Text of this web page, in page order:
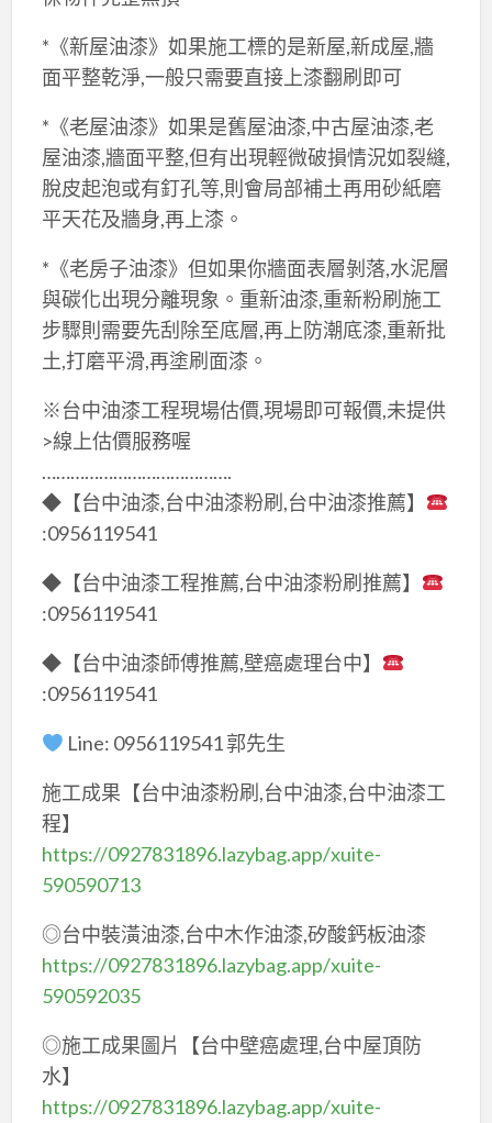
*《新屋油漆》如果施工標的是新屋,新成屋,牆
面平整乾淨,一般只需要直接上漆翻刷即可
*《老屋油漆》如果是舊屋油漆,中古屋油漆,老
屋油漆,牆面平整,但有出現輕微破損情況如裂縫,
脫皮起泡或有釘孔等,則會局部補土再用砂紙磨
平天花及牆身,再上漆。
*《老房子油漆》但如果你牆面表層剝落,水泥層
與碳化出現分離現象。重新油漆,重新粉刷施工
步驟則需要先刮除至底層,再上防潮底漆,重新批
土,打磨平滑,再塗刷面漆。
※台中油漆工程現場估價,現場即可報價,未提供
>線上估價服務喔
………………………………….
◆【台中油漆,台中油漆粉刷,台中油漆推薦】
:0956119541
◆【台中油漆工程推薦,台中油漆粉刷推薦】
:0956119541
◆【台中油漆師傅推薦,壁癌處理台中】
:0956119541
Line: 0956119541 郭先生
施工成果【台中油漆粉刷,台中油漆,台中油漆工
程】
https://0927831896.lazybag.app/xuite-
590590713
◎台中裝潢油漆,台中木作油漆,矽酸鈣板油漆
https://0927831896.lazybag.app/xuite-
590592035
◎施工成果圖片【台中壁癌處理,台中屋頂防
水】
https://0927831896.lazybag.app/xuite-